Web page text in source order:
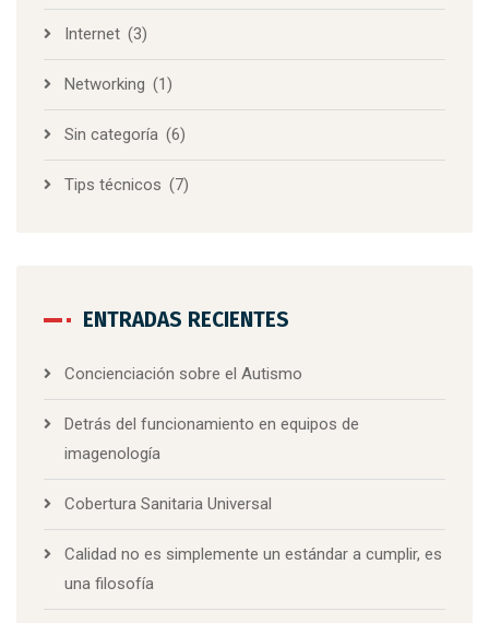
Internet (3)
Networking (1)
Sin categoría (6)
Tips técnicos (7)
ENTRADAS RECIENTES
Concienciación sobre el Autismo
Detrás del funcionamiento en equipos de
imagenología
Cobertura Sanitaria Universal
Calidad no es simplemente un estándar a cumplir, es
una filosofía